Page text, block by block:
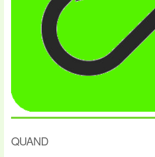
QUAND